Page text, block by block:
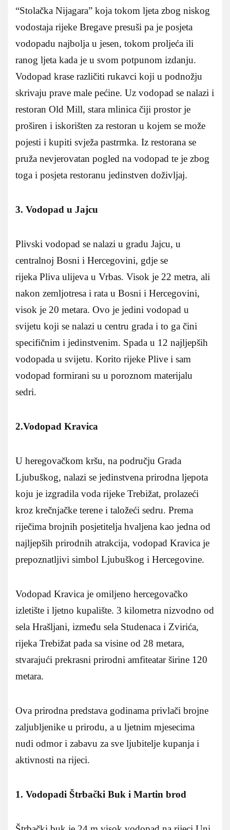
“Stolačka Nijagara” koja tokom ljeta zbog niskog
vodostaja rijeke Bregave presuši pa je posjeta
vodopadu najbolja u jesen, tokom proljeća ili
ranog ljeta kada je u svom potpunom izdanju.
Vodopad krase različiti rukavci koji u podnožju
skrivaju prave male pećine. Uz vodopad se nalazi i
restoran Old Mill, stara mlinica čiji prostor je
proširen i iskorišten za restoran u kojem se može
pojesti i kupiti svježa pastrmka. Iz restorana se
pruža nevjerovatan pogled na vodopad te je zbog
toga i posjeta restoranu jedinstven doživljaj.
3. Vodopad u Jajcu
Plivski vodopad se nalazi u gradu Jajcu, u
centralnoj Bosni i Hercegovini, gdje se
rijeka Pliva ulijeva u Vrbas. Visok je 22 metra, ali
nakon zemljotresa i rata u Bosni i Hercegovini,
visok je 20 metara. Ovo je jedini vodopad u
svijetu koji se nalazi u centru grada i to ga čini
specifičnim i jedinstvenim. Spada u 12 najljepših
vodopada u svijetu. Korito rijeke Plive i sam
vodopad formirani su u poroznom materijalu
sedri.
2.Vodopad Kravica
U heregovačkom kršu, na području Grada
Ljubuškog, nalazi se jedinstvena prirodna ljepota
koju je izgradila voda rijeke Trebižat, prolazeći
kroz krečnjačke terene i taložeći sedru. Prema
riječima brojnih posjetitelja hvaljena kao jedna od
najljepših prirodnih atrakcija, vodopad Kravica je
prepoznatljivi simbol Ljubuškog i Hercegovine.
Vodopad Kravica je omiljeno hercegovačko
izletište i ljetno kupalište. 3 kilometra nizvodno od
sela Hrašljani, između sela Studenaca i Zvirića,
rijeka Trebižat pada sa visine od 28 metara,
stvarajući prekrasni prirodni amfiteatar širine 120
metara.
Ova prirodna predstava godinama privlači brojne
zaljubljenike u prirodu, a u ljetnim mjesecima
nudi odmor i zabavu za sve ljubitelje kupanja i
aktivnosti na rijeci.
1. Vodopadi Štrbački Buk i Martin brod